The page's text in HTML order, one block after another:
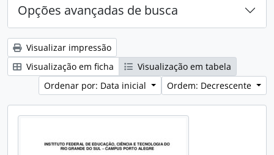
Opções avançadas de busca
Visualizar impressão
Visualização em ficha
Visualização em tabela
Ordenar por: Data inicial
Ordem: Decrescente